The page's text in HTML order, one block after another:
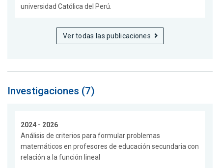
universidad Católica del Perú.
Ver todas las publicaciones
Investigaciones (7)
2024 - 2026
Análisis de criterios para formular problemas
matemáticos en profesores de educación secundaria con
relación a la función lineal